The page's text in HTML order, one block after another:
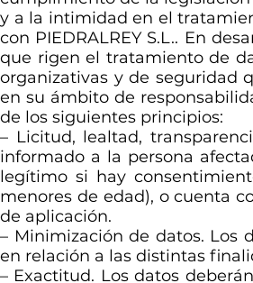
y a la intimidad en el
con PIEDRALREY S.L.. En
que rigen el tratamiento de
organizativas y de seguridad
en su ámbito de
de los siguientes principios:
– Licitud, lealtad,
informado a la persona
legítimo si hay
menores de edad), o cuenta
de aplicación.
– Minimización de datos. Los
en relación a las distintas
– Exactitud. Los datos